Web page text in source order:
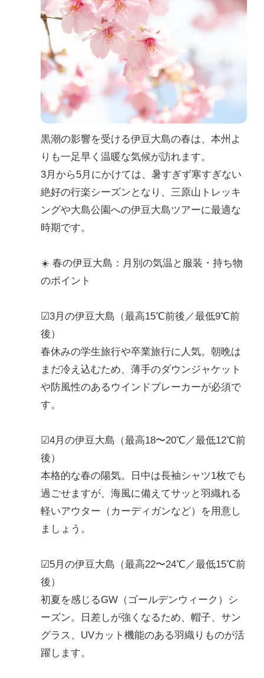
黒潮の影響を受ける伊豆大島の春は、本州よ
りも一足早く温暖な気候が訪れます。
3月から5月にかけては、暑すぎず寒すぎない
絶好の行楽シーズンとなり、三原山トレッキ
ングや大島公園への伊豆大島ツアーに最適な
時期です。
☀️ 春の伊豆大島：月別の気温と服装・持ち物
のポイント
☑3月の伊豆大島（最高15℃前後／最低9℃前
後）
春休みの学生旅行や卒業旅行に人気。朝晩は
まだ冷え込むため、薄手のダウンジャケット
や防風性のあるウインドブレーカーが必須で
す。
☑4月の伊豆大島（最高18〜20℃／最低12℃前
後）
本格的な春の陽気。日中は長袖シャツ1枚でも
過ごせますが、海風に備えてサッと羽織れる
軽いアウター（カーディガンなど）を用意し
ましょう。
☑5月の伊豆大島（最高22〜24℃／最低15℃前
後）
初夏を感じるGW（ゴールデンウィーク）シ
ーズン。日差しが強くなるため、帽子、サン
グラス、UVカット機能のある羽織りものが活
躍します。